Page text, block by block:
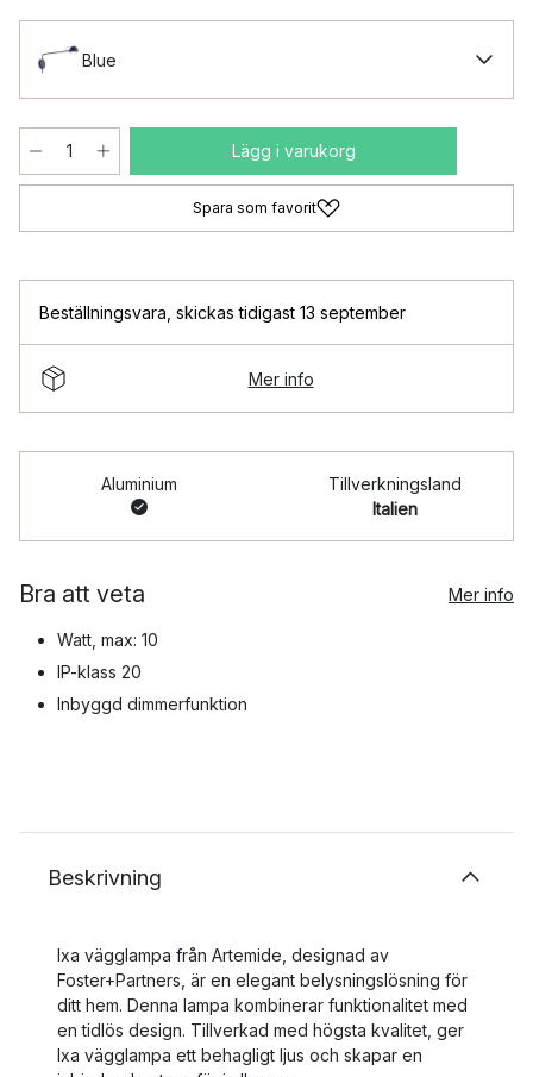
Blue
Lägg i varukorg
Spara som favorit
Beställningsvara skickas tidigast 13 september
Mer info
Aluminium
Tillverkningsland
Italien
Bra att veta Mer info
Watt, max: 10
IP-klass 20
Inbyggd dimmerfunktion
Beskrivning
Ixa vägglampa från Artemide, designad av
Foster+Partners, är en elegant belysningslösning för
ditt hem. Denna lampa kombinerar funktionalitet med
en tidlös design. Tillverkad med högsta kvalitet, ger
Ixa vägglampa ett behagligt ljus och skapar en